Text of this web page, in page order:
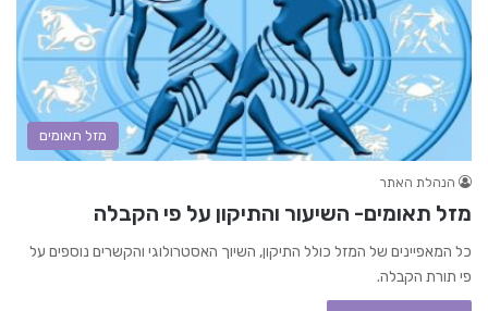
מזל תאומים
הנהלת האתר
מזל תאומים- השיעור והתיקון על פי הקבלה
כל המאפיינים של המזל כולל התיקון, השיוך האסטרולוגי והקשרים נוספים על
פי תורת הקבלה.